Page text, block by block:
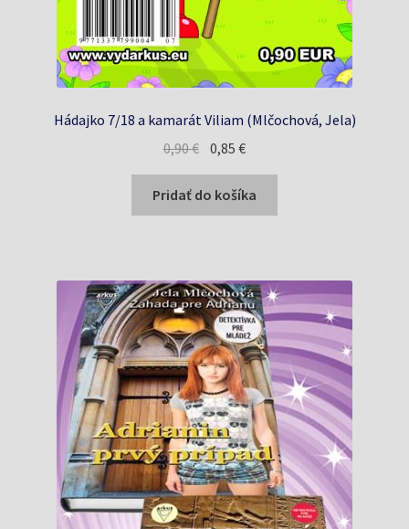
Hádajko 7/18 a kamarát Viliam (Mlčochová, Jela)
0,90€ Pôvodná
bola:
0,90 €.
0,85€Aktuálna
je:
0,85 €.
Pridať do košíka